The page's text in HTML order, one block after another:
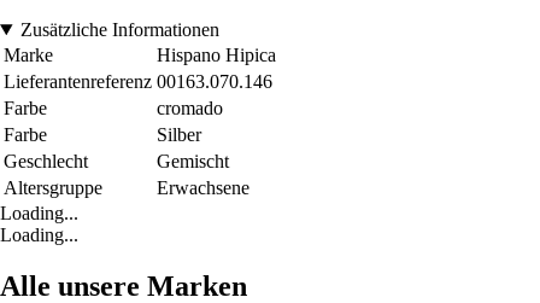
Zusätzliche Informationen
Marke
Hispano Hipica
Lieferantenreferenz 00163.070.146
Farbe
cromado
Farbe
Silber
Geschlecht
Gemischt
Altersgruppe
Erwachsene
Loading...
Loading...
Alle unsere Marken